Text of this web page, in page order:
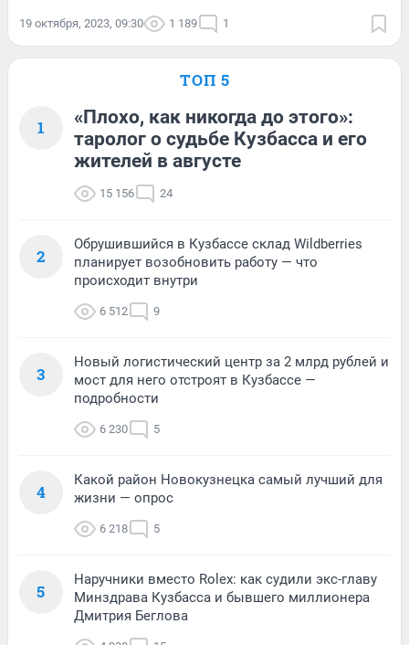
19 октября, 2023, 09:30 1 189 1
ТОП 5
1
«Плохо, как никогда до этого»:
таролог о судьбе Кузбасса и его
жителей в августе
15 156 24
2
Обрушившийся в Кузбассе склад Wildberries
планирует возобновить работу — что
происходит внутри
6 512 9
3
Новый логистический центр за 2 млрд рублей и
мост для него отстроят в Кузбассе —
подробности
6 230 5
4
Какой район Новокузнецка самый лучший для
жизни — опрос
6 218 5
5
Наручники вместо Rolex: как судили экс-главу
Минздрава Кузбасса и бывшего миллионера
Дмитрия Беглова